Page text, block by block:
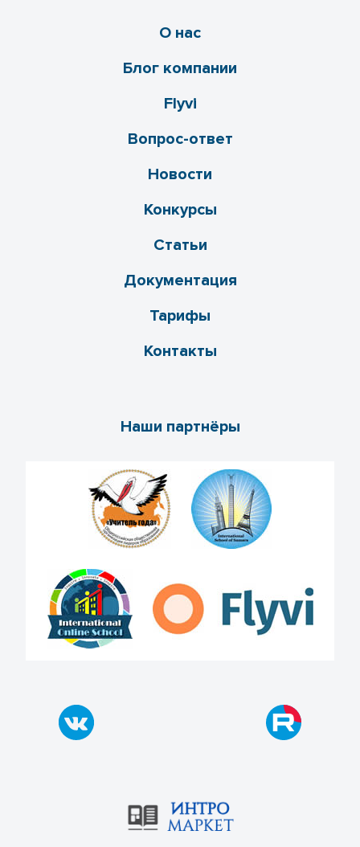
О нас
Блог компании
Flyvi
Вопрос-ответ
Новости
Конкурсы
Статьи
Документация
Тарифы
Контакты
Наши партнёры